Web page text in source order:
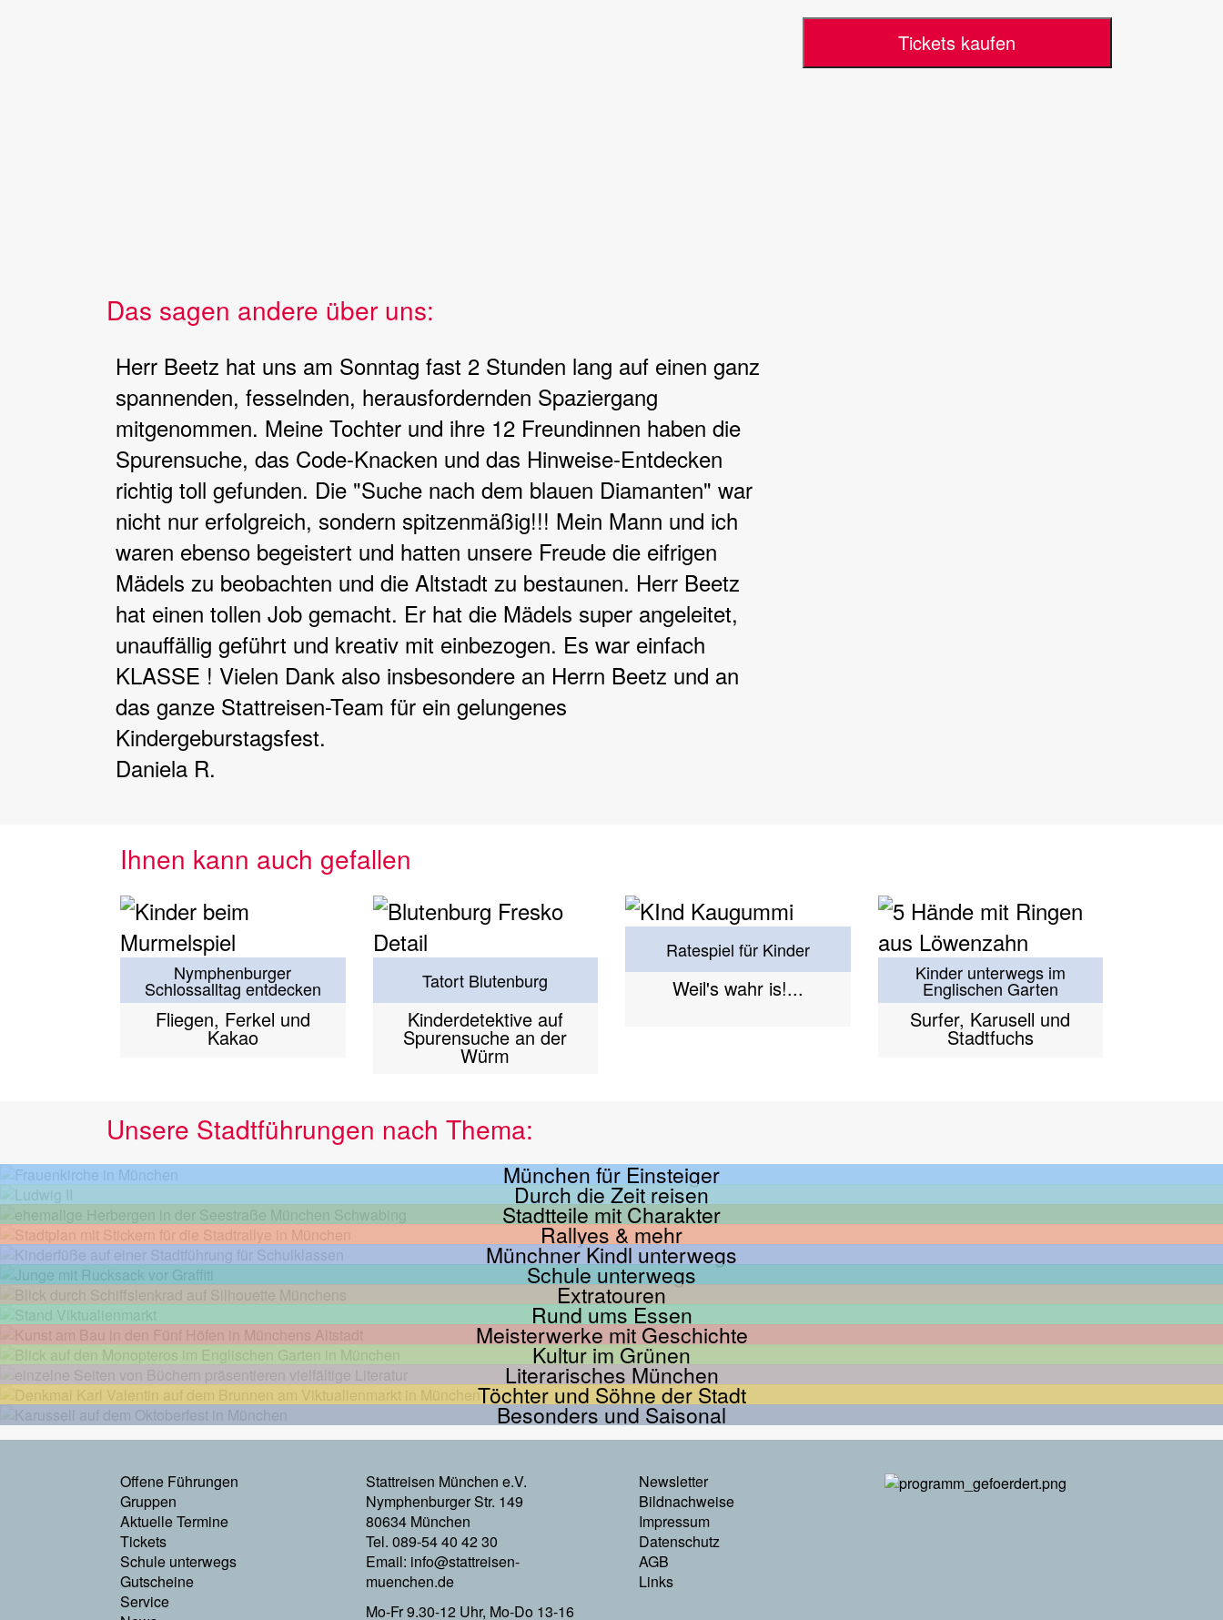
Das sagen andere über uns:
Herr Beetz hat uns am Sonntag fast 2 Stunden lang auf einen ganz
spannenden, fesselnden, herausfordernden Spaziergang
mitgenommen. Meine Tochter und ihre 12 Freundinnen haben die
Spurensuche, das Code-Knacken und das Hinweise-Entdecken
richtig toll gefunden. Die "Suche nach dem blauen Diamanten" war
nicht nur erfolgreich, sondern spitzenmäßig!!! Mein Mann und ich
waren ebenso begeistert und hatten unsere Freude die eifrigen
Mädels zu beobachten und die Altstadt zu bestaunen. Herr Beetz
hat einen tollen Job gemacht. Er hat die Mädels super angeleitet,
unauffällig geführt und kreativ mit einbezogen. Es war einfach
KLASSE ! Vielen Dank also insbesondere an Herrn Beetz und an
das ganze Stattreisen-Team für ein gelungenes
Kindergeburstagsfest.
Daniela R.
Tickets kaufen
Ihnen kann auch gefallen
Nymphenburger
Schlossalltag entdecken
Fliegen, Ferkel und
Kakao
Tatort Blutenburg
Kinderdetektive auf
Spurensuche an der
Würm
Ratespiel für Kinder
Weil's wahr is!...
Kinder unterwegs im
Englischen Garten
Surfer, Karusell und
Stadtfuchs
Unsere Stadtführungen nach Thema:
München für Einsteiger
Durch die Zeit reisen
Stadtteile mit Charakter
Rallyes & mehr
Münchner Kindl unterwegs
Schule unterwegs
Extratouren
Rund ums Essen
Meisterwerke mit Geschichte
Kultur im Grünen
Literarisches München
Töchter und Söhne der Stadt
Besonders und Saisonal
Footermenu
Links
Offene Führungen
Gruppen
Aktuelle Termine
Tickets
Schule unterwegs
Gutscheine
Service
Stattreisen München e.V.
Nymphenburger Str. 149
80634 München
Tel. 089-54 40 42 30
Email: info@stattreisen-
muenchen.de
Mo-Fr 9.30-12 Uhr, Mo-Do 13-16
Footer
Menu
Rechts
Newsletter
Bildnachweise
Impressum
Datenschutz
AGB
Links